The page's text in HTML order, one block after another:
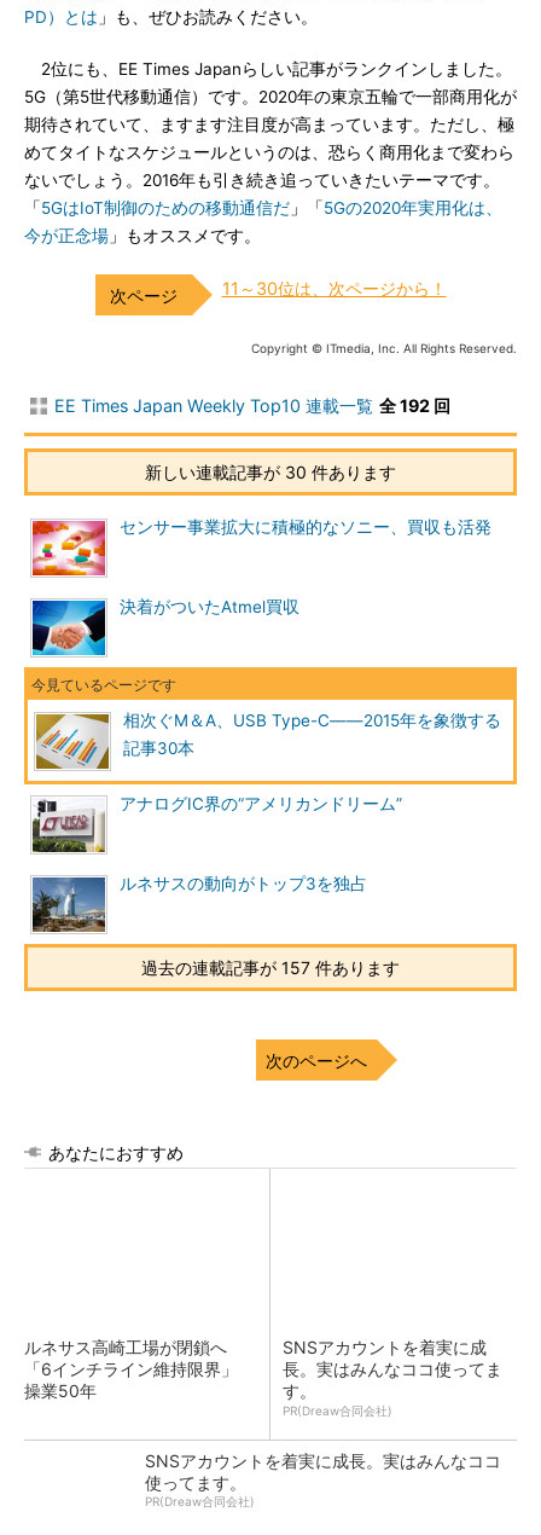
PD）とは 」も、ぜひお読みください。
2位にも、EE Times Japanらしい記事がランクインしました。
5G（第5世代移動通信）です。2020年の東京五輪で一部商用化が
期待されていて、ますます注目度が高まっています。ただし、極
めてタイトなスケジュールというのは、恐らく商用化まで変わら
ないでしょう。2016年も引き続き追っていきたいテーマです。
「5GはIoT制御のための移動通信だ 」「5Gの2020年実用化は、
今が正念場 」もオススメです。
11～30位は、次ページから！
Copyright © ITmedia, Inc. All Rights Reserved.
EE Times Japan Weekly Top10 連載一覧 全 192 回
新しい連載記事が 30 件あります
センサー事業拡大に積極的なソニー、買収も活発
決着がついたAtmel買収
相次ぐM＆A、USB Type-C――2015年を象徴する
記事30本
アナログIC界の“アメリカンドリーム”
ルネサスの動向がトップ3を独占
過去の連載記事が 157 件あります
次のページへ
あなたにおすすめ
ルネサス高崎工場が閉鎖へ
「6インチライン維持限界」
操業50年
SNSアカウントを着実に成
長。実はみんなココ使ってま
す。
PR(Dreaw合同会社)
SNSアカウントを着実に成長。実はみんなココ
使ってます。
PR(Dreaw合同会社)